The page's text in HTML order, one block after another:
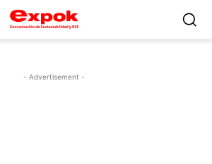
- Advertisement -